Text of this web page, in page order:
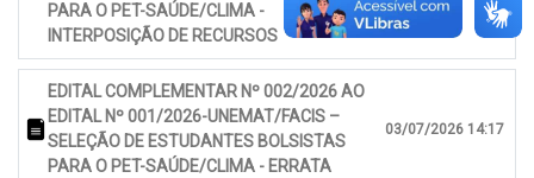
PARA O PET-SAÚDE/CLIMA -
INTERPOSIÇÃO DE RECURSOS
EDITAL COMPLEMENTAR Nº 002/2026 AO
EDITAL Nº 001/2026-UNEMAT/FACIS –
SELEÇÃO DE ESTUDANTES BOLSISTAS
PARA O PET-SAÚDE/CLIMA - ERRATA
03/07/2026 14:17